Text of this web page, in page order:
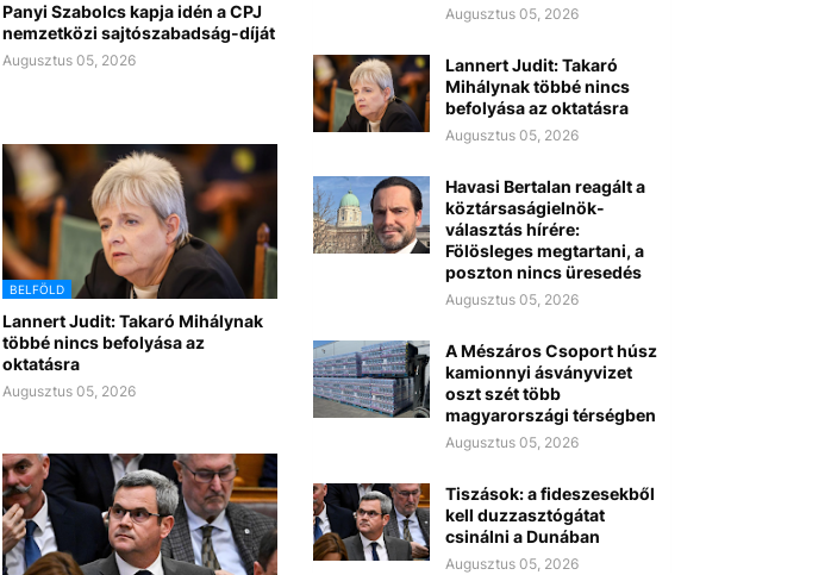
Panyi Szabolcs kapja idén a CPJ
nemzetközi sajtószabadság-díját
Augusztus 05, 2026
BELFÖLD
Lannert Judit: Takaró Mihálynak
többé nincs befolyása az
oktatásra
Augusztus 05, 2026
Augusztus 05, 2026
Lannert Judit: Takaró
Mihálynak többé nincs
befolyása az oktatásra
Augusztus 05, 2026
Havasi Bertalan reagált a
köztársaságielnök-
választás hírére:
Fölösleges megtartani, a
poszton nincs üresedés
Augusztus 05, 2026
A Mészáros Csoport húsz
kamionnyi ásványvizet
oszt szét több
magyarországi térségben
Augusztus 05, 2026
Tiszások: a fideszesekből
kell duzzasztógátat
csinálni a Dunában
Augusztus 05, 2026